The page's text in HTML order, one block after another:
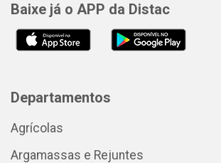
Baixe já o APP da Distac
Departamentos
Agrícolas
Argamassas e Rejuntes